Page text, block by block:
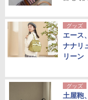
グッズ
エース
ナナリ
リーン
グッズ
土屋鞄